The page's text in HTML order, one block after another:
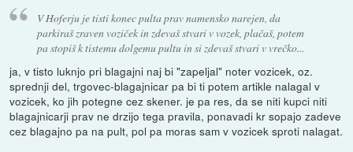
V Hoferju je tisti konec pulta prav namensko narejen, da
parkiraš zraven voziček in zdevaš stvari v vozek, plačaš, potem
pa stopiš k tistemu dolgemu pultu in si zdevaš stvari v vrečko...
ja, v tisto luknjo pri blagajni naj bi "zapeljal" noter vozicek, oz.
sprednji del, trgovec-blagajnicar pa bi ti potem artikle nalagal v
vozicek, ko jih potegne cez skener. je pa res, da se niti kupci niti
blagajnicarji prav ne drzijo tega pravila, ponavadi kr sopajo zadeve
cez blagajno pa na pult, pol pa moras sam v vozicek sproti nalagat.